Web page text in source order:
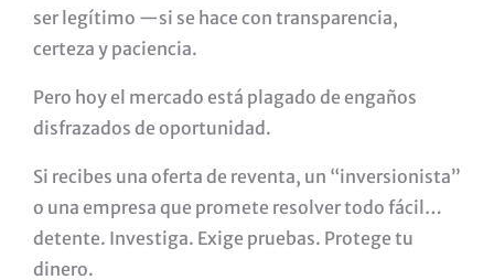
ser legítimo —si se hace con transparencia,
certeza y paciencia.
Pero hoy el mercado está plagado de engaños
disfrazados de oportunidad.
Si recibes una oferta de reventa, un “inversionista”
o una empresa que promete resolver todo fácil…
detente. Investiga. Exige pruebas. Protege tu
dinero.